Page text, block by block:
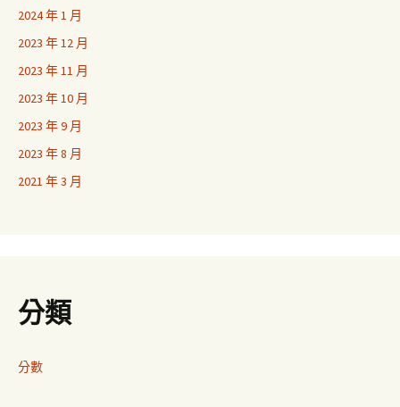
2024 年 1 月
2023 年 12 月
2023 年 11 月
2023 年 10 月
2023 年 9 月
2023 年 8 月
2021 年 3 月
分類
分數